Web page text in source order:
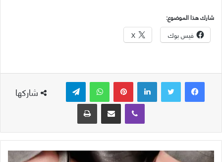
شارك هذا الموضوع:
فيس بوك X
شاركها
لينكدإن بينتيريست واتساب
ڤايبر
مشاركة عبر البريد طباعة